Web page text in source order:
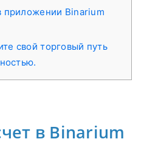
приложении Binarium
свой торговый путь
в Binarium